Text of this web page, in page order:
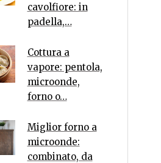
cavolfiore: in
padella,…
Cottura a
vapore: pentola,
microonde,
forno o…
Miglior forno a
microonde:
combinato, da